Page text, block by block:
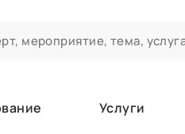
Услуги